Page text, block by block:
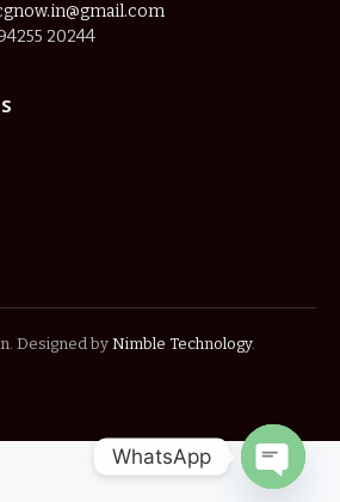
20244
Designed by Nimble Technology.
WhatsApp